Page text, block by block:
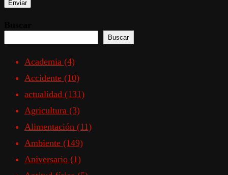
Buscar
Academia (4)
Accidente (10)
actualidad (131)
Agricultura (3)
Alimentación (11)
Ambiente (149)
Aniversario (1)